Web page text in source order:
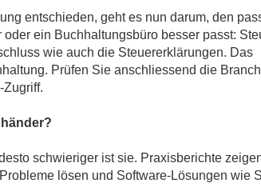
entschieden, geht es nun darum, den
ein Buchhaltungsbüro besser passt:
wie auch die Steuererklärungen. Das
Prüfen Sie anschliessend die
schwieriger ist sie. Praxisberichte
lösen und Software-Lösungen wie